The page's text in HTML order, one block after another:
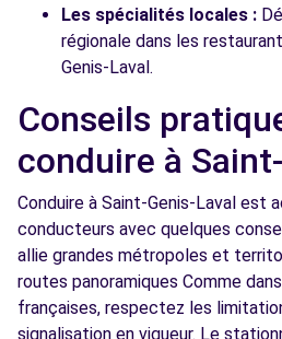
Les spécialités locales :
régionale dans les
Genis-Laval.
Conseils
conduire à
Conduire à Saint-Genis-Laval est
conducteurs avec quelques
allie grandes métropoles et
routes panoramiques Comme
françaises, respectez les
signalisation en vigueur. Le